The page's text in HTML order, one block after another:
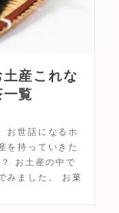
産これな
覧
お世話になるホ
を持っていきた
お土産の中で
みました。 お菓